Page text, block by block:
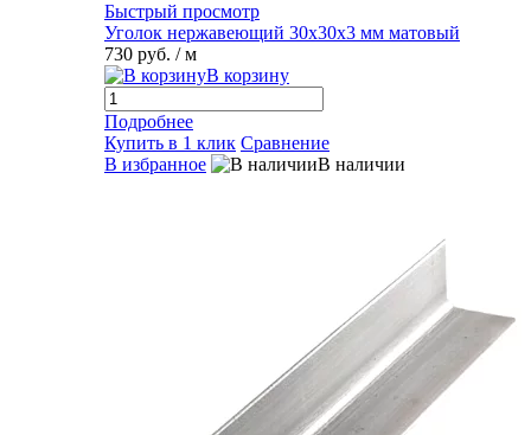
Быстрый просмотр
Уголок нержавеющий 30х30х3 мм матовый
730 руб. / м
В корзину
Подробнее
Купить в 1 клик Сравнение
В избранное
В наличии